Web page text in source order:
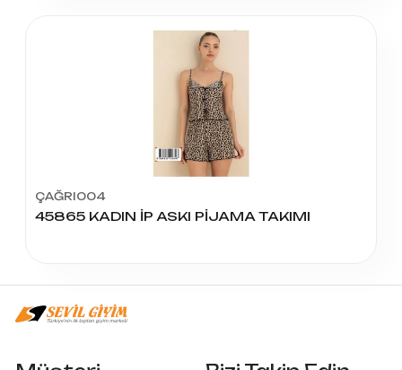
ÇAĞRI004
45865 KADIN İP ASKI PİJAMA TAKIMI